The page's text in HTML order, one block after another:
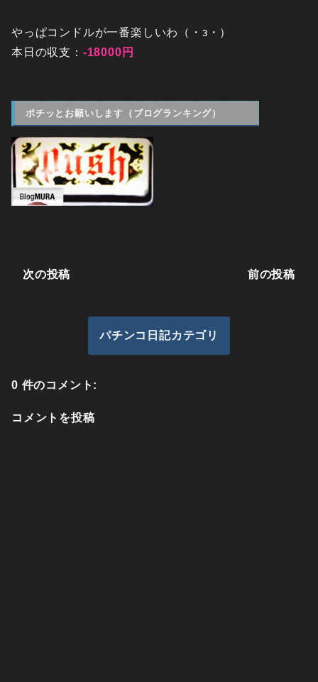
やっぱコンドルが一番楽しいわ（・з・）
本日の収支： -18000円
ポチッとお願いします（ブログランキング）
次の投稿 前の投稿
パチンコ日記カテゴリ
0 件のコメント:
コメントを投稿